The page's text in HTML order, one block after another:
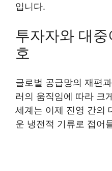
입니다.
투자자와 대
호
글로벌 공급망의 재편
러의 움직임에 따라 크
세계는 이제 진영 간의
운 냉전적 기류로 접어